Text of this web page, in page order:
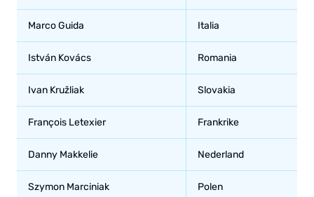
Marco Guida Italia
István Kovács Romania
Ivan Kružliak Slovakia
François Letexier Frankrike
Danny Makkelie Nederland
Szymon Marciniak Polen